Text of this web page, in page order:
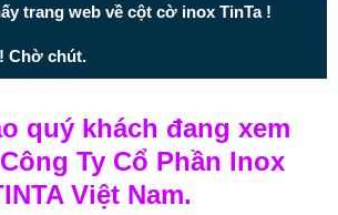
trang web về cột cờ inox TinTa !
Chờ chút.
quý khách đang xem
Ty Cổ Phần Inox
Việt Nam.